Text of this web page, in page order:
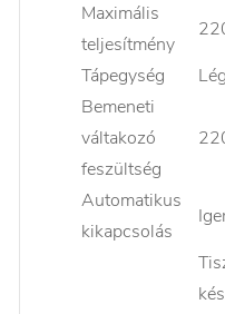
Maximális
teljesítmény
Tápegység
Bemeneti
váltakozó
feszültség
Automatikus
kikapcsolás